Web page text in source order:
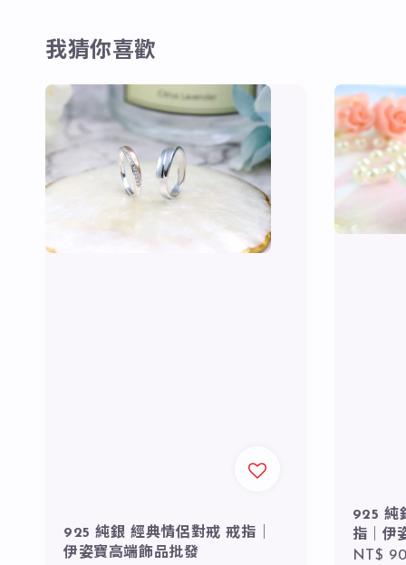
我猜你喜歡
925 純銀 經典情侶對戒 戒指｜
伊姿寶高端飾品批發
925 純
指｜伊
NT$